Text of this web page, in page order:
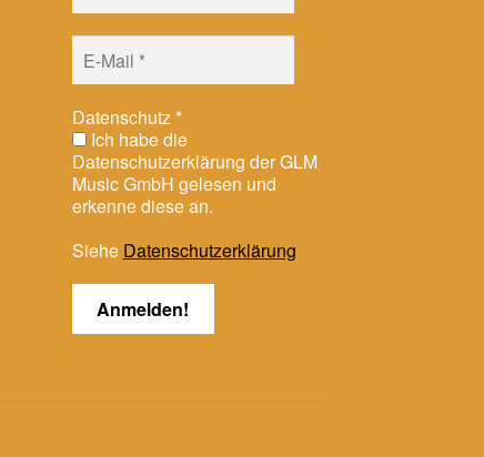
Datenschutz*
Ich habe die
Datenschutzerklärung der GLM
Music GmbH gelesen und
erkenne diese an.
Siehe Datenschutzerklärung